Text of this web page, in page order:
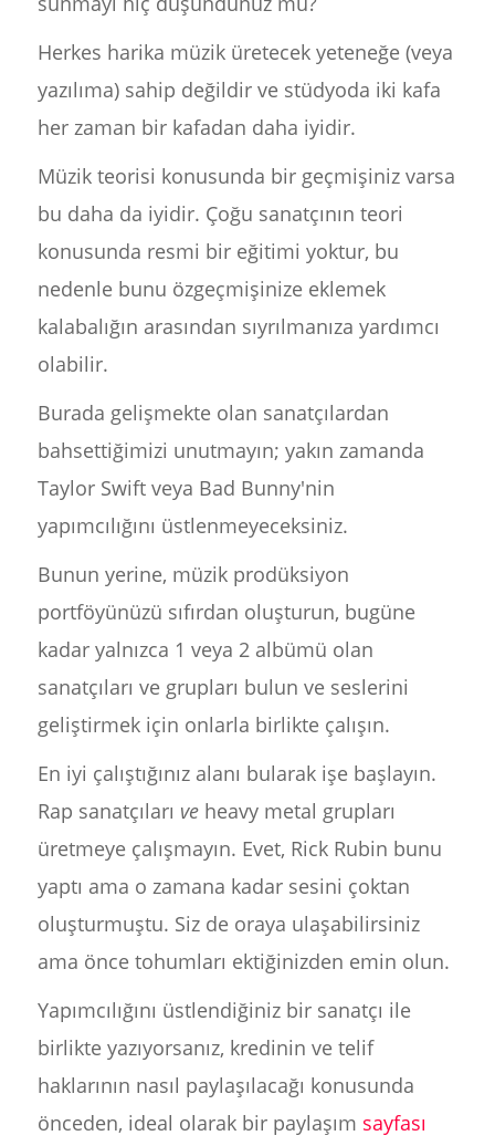
Herkes harika müzik üretecek yeteneğe (veya
yazılıma) sahip değildir ve stüdyoda iki kafa
her zaman bir kafadan daha iyidir.
Müzik teorisi konusunda bir geçmişiniz varsa
bu daha da iyidir. Çoğu sanatçının teori
konusunda resmi bir eğitimi yoktur, bu
nedenle bunu özgeçmişinize eklemek
kalabalığın arasından sıyrılmanıza yardımcı
olabilir.
Burada gelişmekte olan sanatçılardan
bahsettiğimizi unutmayın; yakın zamanda
Taylor Swift veya Bad Bunny'nin
yapımcılığını üstlenmeyeceksiniz.
Bunun yerine, müzik prodüksiyon
portföyünüzü sıfırdan oluşturun, bugüne
kadar yalnızca 1 veya 2 albümü olan
sanatçıları ve grupları bulun ve seslerini
geliştirmek için onlarla birlikte çalışın.
En iyi çalıştığınız alanı bularak işe başlayın.
Rap sanatçıları veheavy metal grupları
üretmeye çalışmayın. Evet, Rick Rubin bunu
yaptı ama o zamana kadar sesini çoktan
oluşturmuştu. Siz de oraya ulaşabilirsiniz
ama önce tohumları ektiğinizden emin olun.
Yapımcılığını üstlendiğiniz bir sanatçı ile
birlikte yazıyorsanız, kredinin ve telif
haklarının nasıl paylaşılacağı konusunda
önceden, ideal olarak bir paylaşım sayfası